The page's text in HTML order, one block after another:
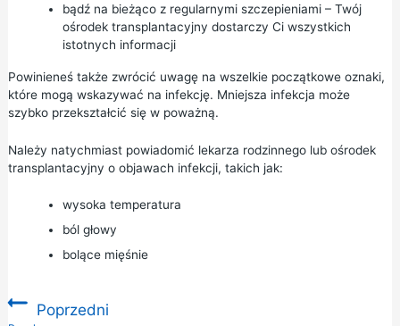
bądź na bieżąco z regularnymi szczepieniami – Twój
ośrodek transplantacyjny dostarczy Ci wszystkich
istotnych informacji
Powinieneś także zwrócić uwagę na wszelkie początkowe oznaki,
które mogą wskazywać na infekcję. Mniejsza infekcja może
szybko przekształcić się w poważną.
Należy natychmiast powiadomić lekarza rodzinnego lub ośrodek
transplantacyjny o objawach infekcji, takich jak:
wysoka temperatura
ból głowy
bolące mięśnie
Poprzedni